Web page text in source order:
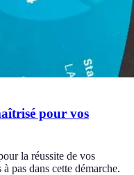
pour vos
la réussite de vos
pas dans cette démarche.